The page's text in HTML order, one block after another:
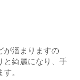
が溜まりますの
と綺麗になり、手
。